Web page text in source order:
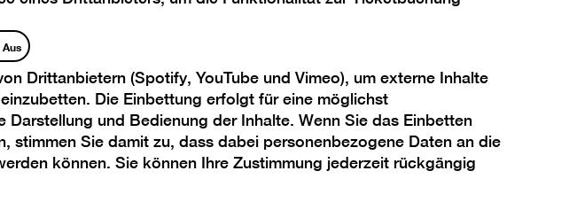
Aus
Drittanbietern (Spotify, YouTube und Vimeo), um externe Inhalte
Die Einbettung erfolgt für eine möglichst
Darstellung und Bedienung der Inhalte. Wenn Sie das Einbetten
stimmen Sie damit zu, dass dabei personenbezogene Daten an die
können. Sie können Ihre Zustimmung jederzeit rückgängig